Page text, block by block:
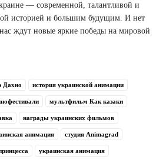
— современной, талантливой и
историей и большим будущим. И нет
ждут новые яркие победы на мировой
Дахно история украинской анимации
мультфильм Как казаки
награды украинских фильмов
анимация студия Animagrad
украинская анимация